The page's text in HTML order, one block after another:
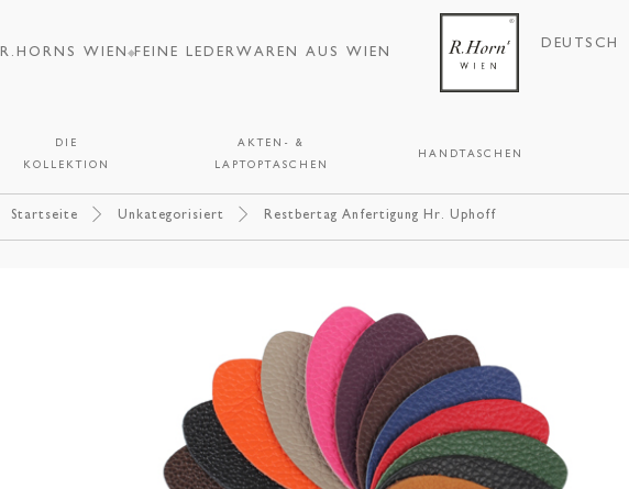
R.HORNS WIEN FEINE LEDERWAREN AUS WIEN
DIE
KOLLEKTION
AKTEN- &
LAPTOPTASCHEN
HANDTASCHEN
Startseite Unkategorisiert Restbertag Anfertigung Hr. Uphoff